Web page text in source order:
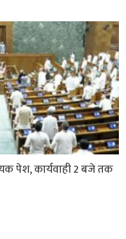
पेश, कार्यवाही 2 बजे तक